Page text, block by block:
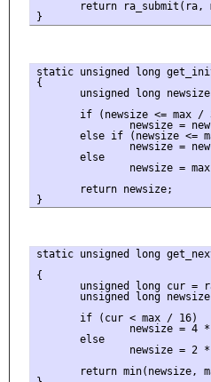
return ra_submit(ra,
static unsigned long
{
unsigned long
if (newsize <= max /
newsize =
else if (newsize <=
newsize =
       else
newsize =
       return newsize;
static unsigned long
{
unsigned long cur =
unsigned long
       if (cur < max / 16)
newsize = 4 *
       else
newsize = 2 *
return min(newsize,